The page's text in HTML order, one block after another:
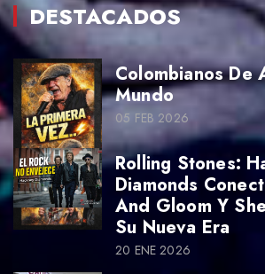
DESTACADOS
Colombianos De
Mundo
05 FEB 2026
Rolling Stones:
Diamonds
And Gloom Y
Su Nueva Era
20 ENE 2026